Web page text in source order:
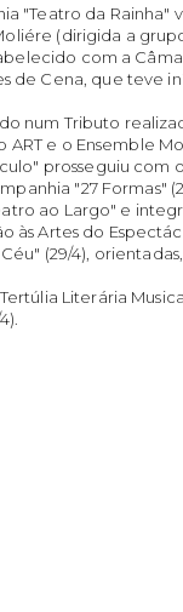
"Teatro da Rainha"
(dirigida a
com a
de Cena, que teve
num Tributo
ART e o Ensemble
prosseguiu com
"27 Formas"
ao Largo" e
às Artes do
Céu" (29/4),
Literária